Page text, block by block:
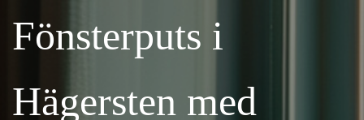
Fönsterputs i
Hägersten med